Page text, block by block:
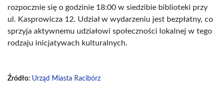
rozpocznie się o godzinie 18:00 w siedzibie biblioteki przy
ul. Kasprowicza 12. Udział w wydarzeniu jest bezpłatny, co
sprzyja aktywnemu udziałowi społeczności lokalnej w tego
rodzaju inicjatywach kulturalnych.
Źródło: Urząd Miasta Racibórz